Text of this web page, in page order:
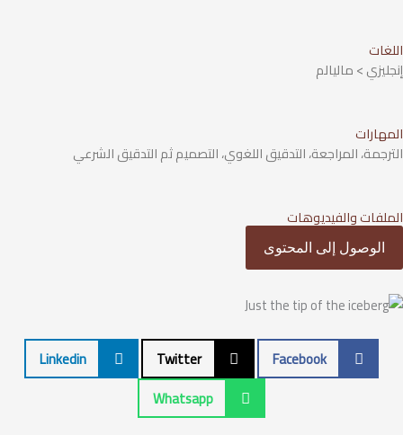
اللغات
إنجليزي > ماليالم
المهارات
الترجمة، المراجعة، التدقيق اللغوي، التصميم ثم التدقيق الشرعي
الملفات والفيديوهات
الوصول إلى المحتوى
Facebook
Twitter
Linkedin
Whatsapp